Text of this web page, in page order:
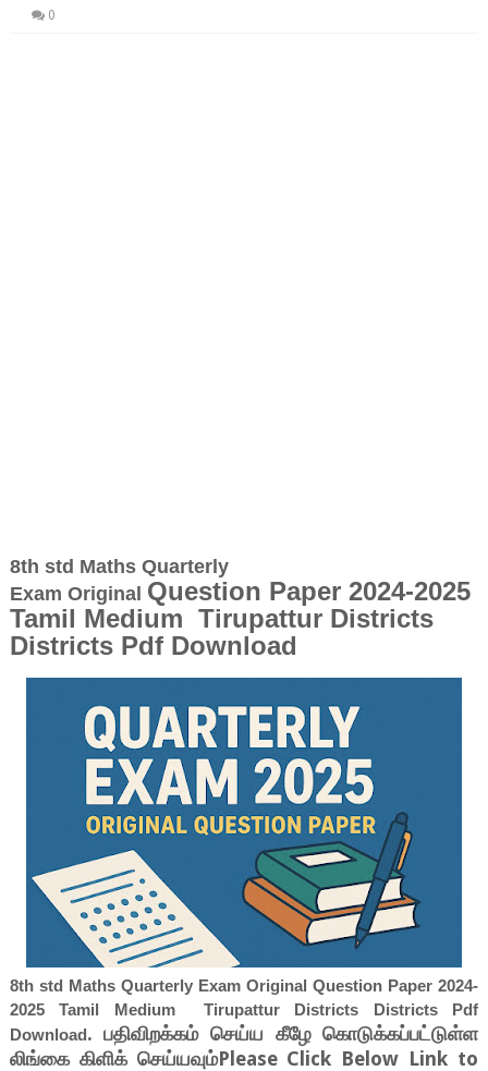
0
8th std Maths Quarterly
Exam Original Question Paper 2024-2025
Tamil Medium Tirupattur Districts
Districts Pdf Download
8th std Maths Quarterly Exam Original Question Paper 2024-
2025 Tamil Medium Tirupattur Districts Districts Pdf
Download. பதிவிறக்கம் செய்ய கீழே கொடுக்கப்பட்டுள்ள
லிங்கை கிளிக் செய்யவும்Please Click Below Link to